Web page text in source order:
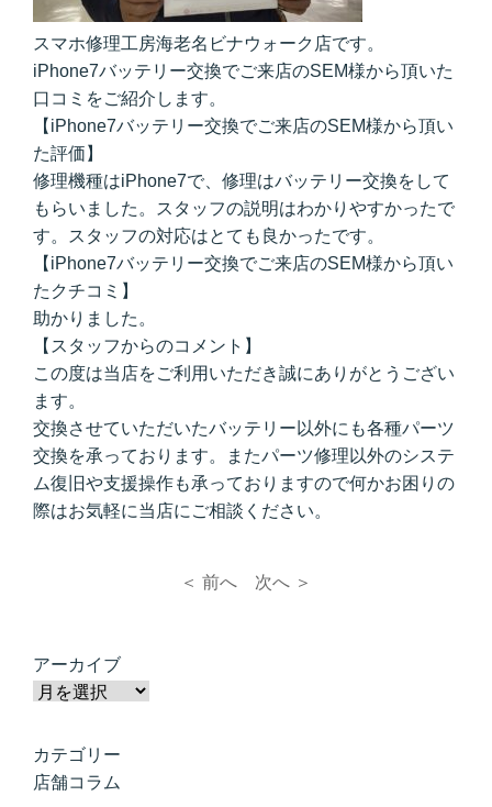
スマホ修理工房海老名ビナウォーク店です。
iPhone7バッテリー交換でご来店のSEM様から頂いた
口コミをご紹介します。
【iPhone7バッテリー交換でご来店のSEM様から頂い
た評価】
修理機種はiPhone7で、修理はバッテリー交換をして
もらいました。スタッフの説明はわかりやすかったで
す。スタッフの対応はとても良かったです。
【iPhone7バッテリー交換でご来店のSEM様から頂い
たクチコミ】
助かりました。
【スタッフからのコメント】
この度は当店をご利用いただき誠にありがとうござい
ます。
交換させていただいたバッテリー以外にも各種パーツ
交換を承っております。またパーツ修理以外のシステ
ム復旧や支援操作も承っておりますので何かお困りの
際はお気軽に当店にご相談ください。
＜ 前へ 次へ ＞
アーカイブ
カテゴリー
店舗コラム